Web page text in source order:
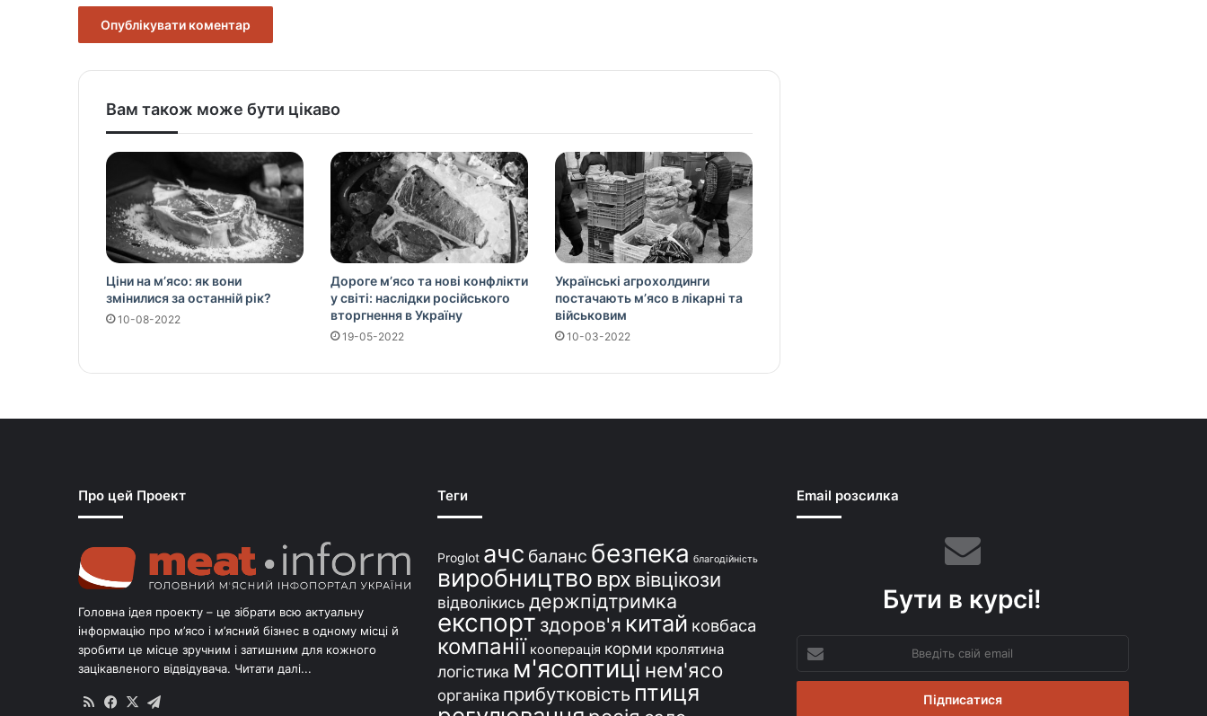
Вам також може бути цікаво
Ціни на м’ясо: як вони
змінилися за останній рік?
10-08-2022
Дороге м’ясо та нові конфлікти
у світі: наслідки російського
вторгнення в Україну
19-05-2022
Українські агрохолдинги
постачають м’ясо в лікарні та
військовим
10-03-2022
Про цей Проект
Головна ідея проекту – це зібрати всю актуальну
інформацію про м’ясо і м’ясний бізнес в одному місці й
зробити це місце зручним і затишним для кожного
зацікавленого відвідувача. Читати далі...
RSS Facebook
X
Теги
Proglot ачс баланс безпека благодійність
виробництво врх вівцікози
відволікись держпідтримка
експорт здоров'я китай ковбаса
компанії кооперація корми кролятина
логістика м'ясоптиці нем'ясо
органіка прибутковість птиця
Email розсилка
Бути в курсі!
свій
email